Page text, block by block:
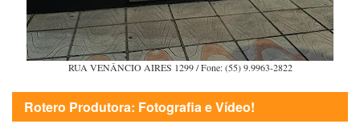
RUA VENÂNCIO AIRES 1299 / Fone: (55) 9.9963-2822
Rotero Produtora: Fotografia e Vídeo!